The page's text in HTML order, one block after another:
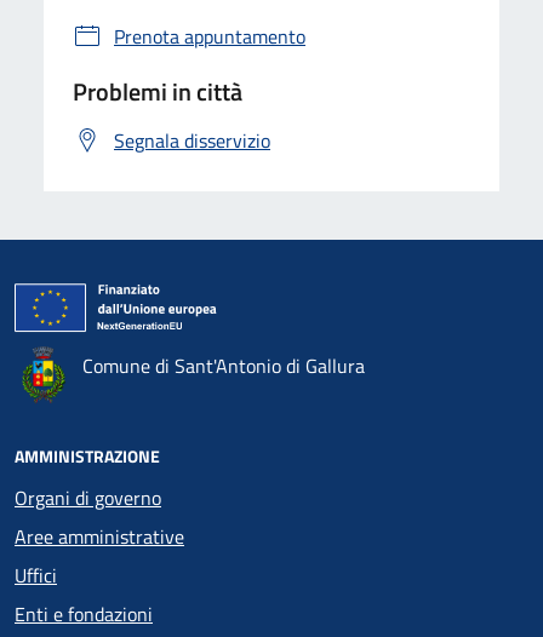
Prenota appuntamento
Problemi in città
Segnala disservizio
Comune di Sant'Antonio di Gallura
AMMINISTRAZIONE
Organi di governo
Aree amministrative
Uffici
Enti e fondazioni